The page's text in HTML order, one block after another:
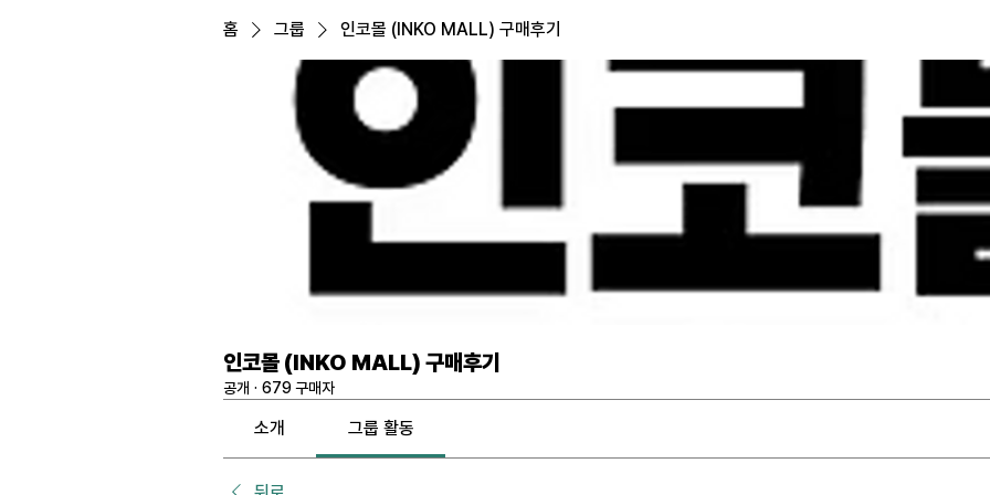
홈 그룹 인코몰 (INKO MALL) 구매후기
인코몰 (INKO MALL) 구매후기
공개 · 679 구매자
소개 그룹 활동